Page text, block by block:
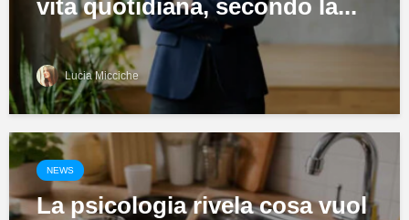
vita quotidiana, secondo la...
Lucia Micciche
NEWS
La psicologia rivela cosa vuol